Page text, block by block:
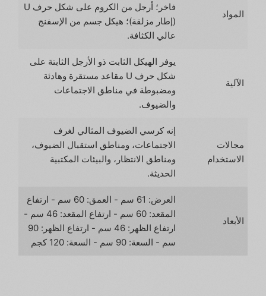
المواد
فاخر؛ أرجل من الكروم على شكل حرف U
(إطار مزلقة)؛ هيكل جسم من الإسفنج
عالي الكثافة.
الآلية
يوفر الهيكل الثابت ذو الأرجل الثابتة على
شكل حرف U مقاعد مستقرة وهادئة
ومضبوطة في مناطق الاجتماعات
والضيوف.
مجالات
الاستخدام
إنه كرسي الضيوف المثالي لغرف
الاجتماعات، ومناطق استقبال الضيوف،
ومناطق الانتظار، والبيئات المكتبية
الحديثة.
الأبعاد
العرض: 61 سم - العمق: 60 سم - ارتفاع
المقعد: 60 سم - ارتفاع المقعد: 46 سم -
ارتفاع الظهر: 46 سم - ارتفاع الظهر: 90
سم - السعة: 90 سم - السعة: 120 كجم